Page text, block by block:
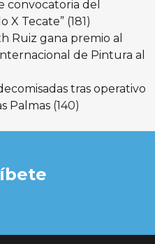
convocatoria del
X Tecate” (181)
Ruiz gana premio al
de Pintura al
tras operativo
Palmas (140)